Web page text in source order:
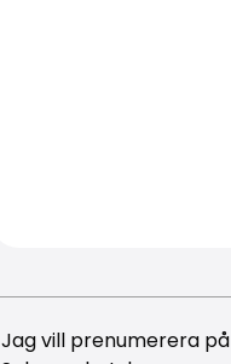
Jag vill prenumerera på